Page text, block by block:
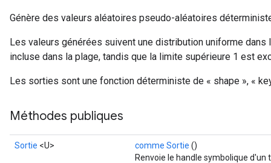
Génère des valeurs aléatoires pseudo-aléatoires
Les valeurs générées suivent une distribution uniforme
incluse dans la plage, tandis que la limite supérieure 1 est
Les sorties sont une fonction déterministe de « shape », «
Méthodes publiques
Sortie <U> comme Sortie ()
Renvoie le handle symbolique d'un